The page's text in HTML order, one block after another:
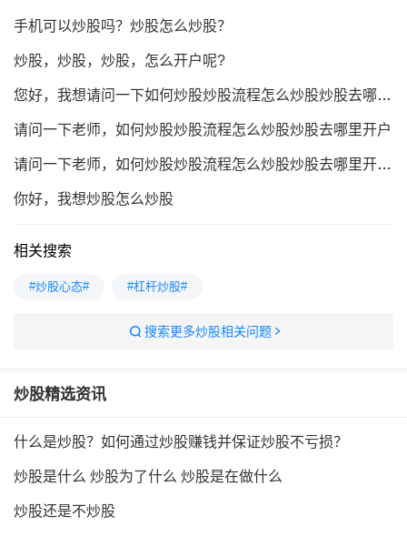
手机可以炒股吗？炒股怎么炒股？
炒股，炒股，炒股，怎么开户呢?
您好，我想请问一下如何炒股炒股流程怎么炒股炒股去哪里开户
请问一下老师，如何炒股炒股流程怎么炒股炒股去哪里开户
请问一下老师，如何炒股炒股流程怎么炒股炒股去哪里开户好
你好，我想炒股怎么炒股
相关搜索
#炒股心态# #杠杆炒股#
搜索更多炒股相关问题
炒股精选资讯
什么是炒股？如何通过炒股赚钱并保证炒股不亏损？
炒股是什么 炒股为了什么 炒股是在做什么
炒股还是不炒股